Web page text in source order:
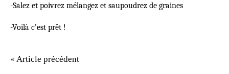
-Salez et poivrez mélangez et saupoudrez de graines
-Voilà c’est prêt !
« Article précédent